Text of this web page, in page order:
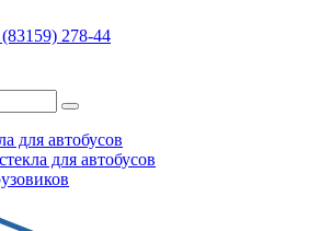
278-44
для автобусов
для автобусов